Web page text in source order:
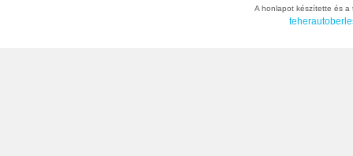
A honlapot készítette és